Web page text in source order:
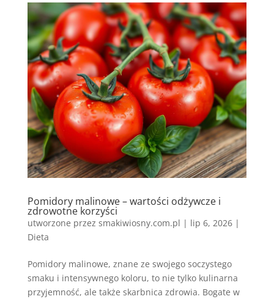
Pomidory malinowe – wartości odżywcze i
zdrowotne korzyści
utworzone przez smakiwiosny.com.pl | lip 6, 2026|
Dieta
Pomidory malinowe, znane ze swojego soczystego
smaku i intensywnego koloru, to nie tylko kulinarna
przyjemność, ale także skarbnica zdrowia. Bogate w